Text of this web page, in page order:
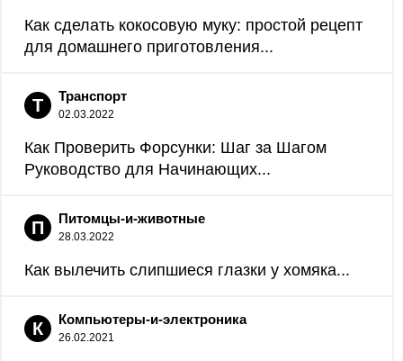
Как сделать кокосовую муку: простой рецепт
для домашнего приготовления...
Т Транспорт
02.03.2022
Как Проверить Форсунки: Шаг за Шагом
Руководство для Начинающих...
П Питомцы-и-животные
28.03.2022
Как вылечить слипшиеся глазки у хомяка...
К Компьютеры-и-электроника
26.02.2021